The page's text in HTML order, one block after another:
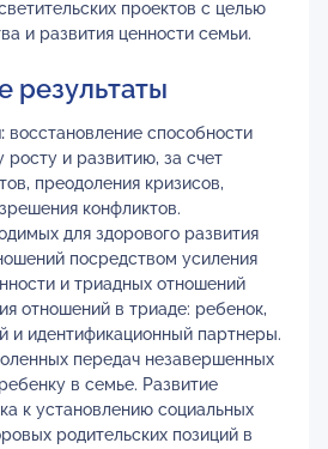
проектов с целью
и развития ценности семьи.
результаты
восстановление способности
росту и развитию, за счет
преодоления кризисов,
конфликтов.
для здорового развития
посредством усиления
и триадных отношений
отношений в триаде: ребенок,
и идентификационный партнеры.
передач незавершенных
в семье. Развитие
к установлению социальных
родительских позиций в